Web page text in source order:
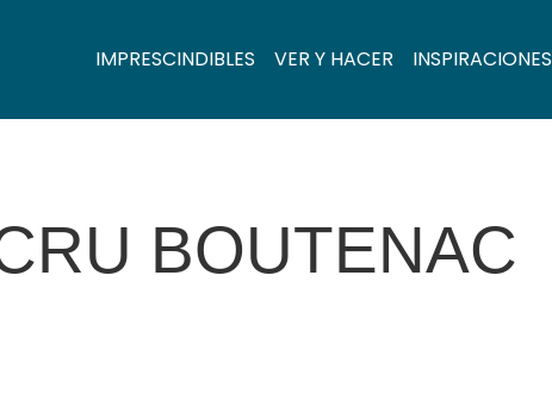
IMPRESCINDIBLES VER Y HACER INSPIRACIONES
BOUTENAC